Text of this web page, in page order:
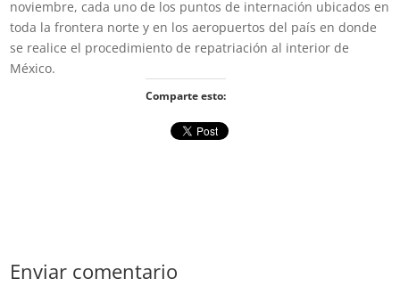
noviembre, cada uno de los puntos de internación ubicados en
toda la frontera norte y en los aeropuertos del país en donde
se realice el procedimiento de repatriación al interior de
México.
Comparte esto:
Enviar comentario